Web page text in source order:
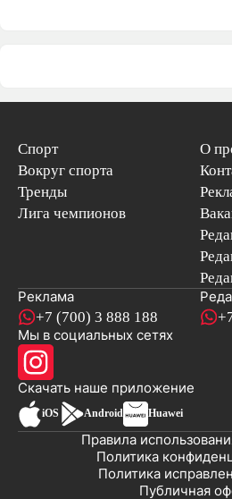
Спорт
Вокруг спорта
Тренды
Лига чемпионов
О
Реклама
+7 (700) 3 888 188
Мы в социальных сетях
Скачать наше приложение
iOS Android Huawei
Публичная
Политика
Политика
Правила